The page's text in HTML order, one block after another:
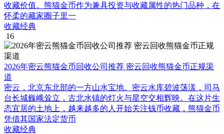
收藏价值。熊猫金币作为兼具投资与收藏属性的热门品种，在
怀柔的藏家圈子里一
收藏经典
16
2026年密云熊猫金币回收公司推荐 密云回收熊猫金币正规渠
道
密云，北京东北部的一方山水宝地。密云水库碧波荡漾，司马
台长城巍峨耸立，古北水镇的灯火与星空交相辉映。在这片生
态宜居的土地上，越来越多的人开始关注钱币收藏，熊猫金币
凭借其国家法定货币
收藏经典